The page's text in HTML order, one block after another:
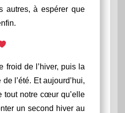
autres, à espérer que
froid de l’hiver, puis la
l’été. Et aujourd’hui,
tout notre cœur qu’elle
un second hiver au